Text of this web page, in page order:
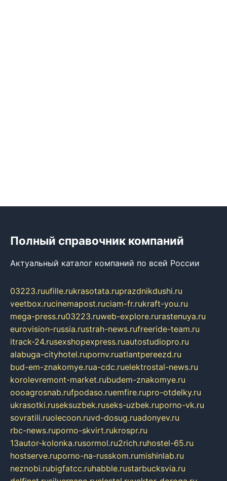
Полный справочник компаний
Актуальный каталог компаний по всей России
03223.ruufille.rukrasotata.ruprazdnikdushi.ru
veetbox.rucinemapost.ruciam-fr.rukraft-you.ru
mega-press.ru03223.ruweb-explore.rurastenuya.ru
eurovision-russia.rustrah-news.rufreeride-team.ru
itrack-24.rusexshopexpress.ruautostudiopro.ru
alabuga-cityhotel.rupornv.ruatlantpereezd.ru
bud-em-znakomye.rua-cdc.ruelektrostal-news.ru
korolevremont-market.rubudem-znakomye.ru
oooagrosnab.rufpodaso.ruemfire.rupro-otdelky.ru
ukrasotki.ruseksuzbek.ruseks-uzbek.ruporno-vk.ru
sovratili.ruolecoon.ruvd-dosug.ruadonyev.ru
rbc-news.ruporno-skvirt.rukrospr.ru
13autor-kolonka.rusormol.ru2rich.ruhostel-65.ru
hostserve.ruporno-na-russkom.rumishinlab.ru
neznobi.rubigfatcc.ruhabble.rustarbucksvia.ru